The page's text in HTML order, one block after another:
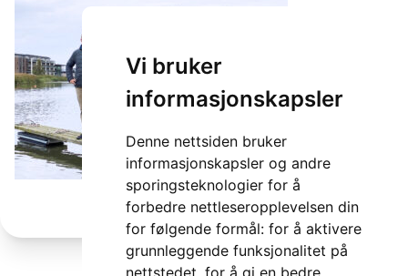
Vi bruker
informasjonskapsler
Denne nettsiden bruker
informasjonskapsler og andre
sporingsteknologier for å
forbedre nettleseropplevelsen din
for følgende formål: for å aktivere
grunnleggende funksjonalitet på
nettstedet for å gi en bedre